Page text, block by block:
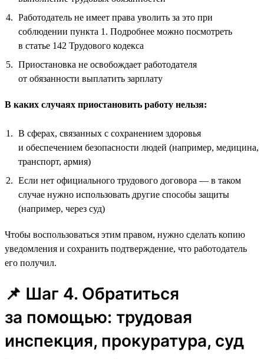
Работодатель не имеет права уволить за это при
соблюдении пункта 1. Подробнее можно посмотреть
в статье 142 Трудового кодекса
Приостановка не освобождает работодателя
от обязанности выплатить зарплату
В каких случаях приостановить работу нельзя:
В сферах, связанных с сохранением здоровья
и обеспечением безопасности людей (например, медицина,
транспорт, армия)
Если нет официального трудового договора — в таком
случае нужно использовать другие способы защиты
(например, через суд)
Чтобы воспользоваться этим правом, нужно сделать копию
уведомления и сохранить подтверждение, что работодатель
его получил.
📌 Шаг 4. Обратиться
за помощью: трудовая
инспекция, прокуратура, суд